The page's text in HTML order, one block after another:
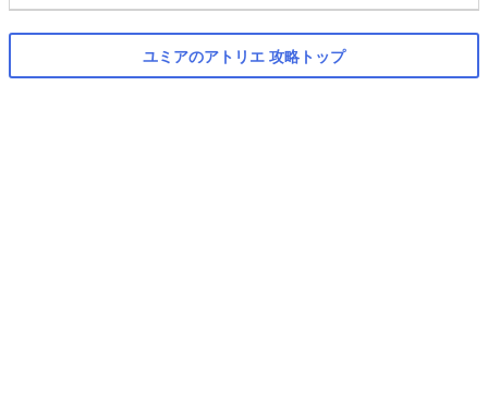
ユミアのアトリエ 攻略トップ